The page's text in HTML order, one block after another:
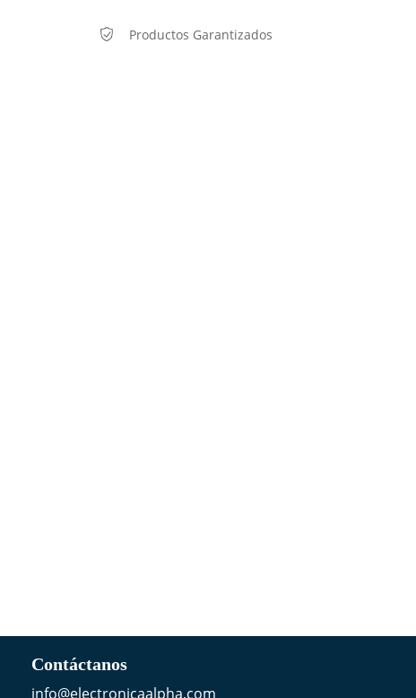
Productos Garantizados
Contáctanos
info@electronicaalpha.com